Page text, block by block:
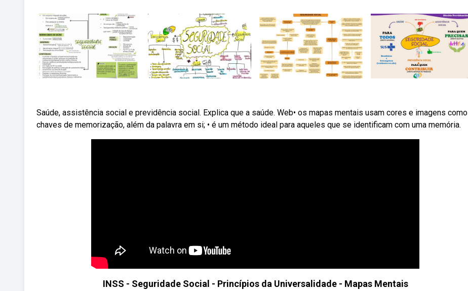
Saúde, assistência social e previdência social. Explica que a saúde. Web• os mapas mentais usam cores e imagens como
chaves de memorização, além da palavra em si; • é um método ideal para aqueles que se identificam com uma memória.
INSS - Seguridade Social - Princípios da Universalidade - Mapas Mentais